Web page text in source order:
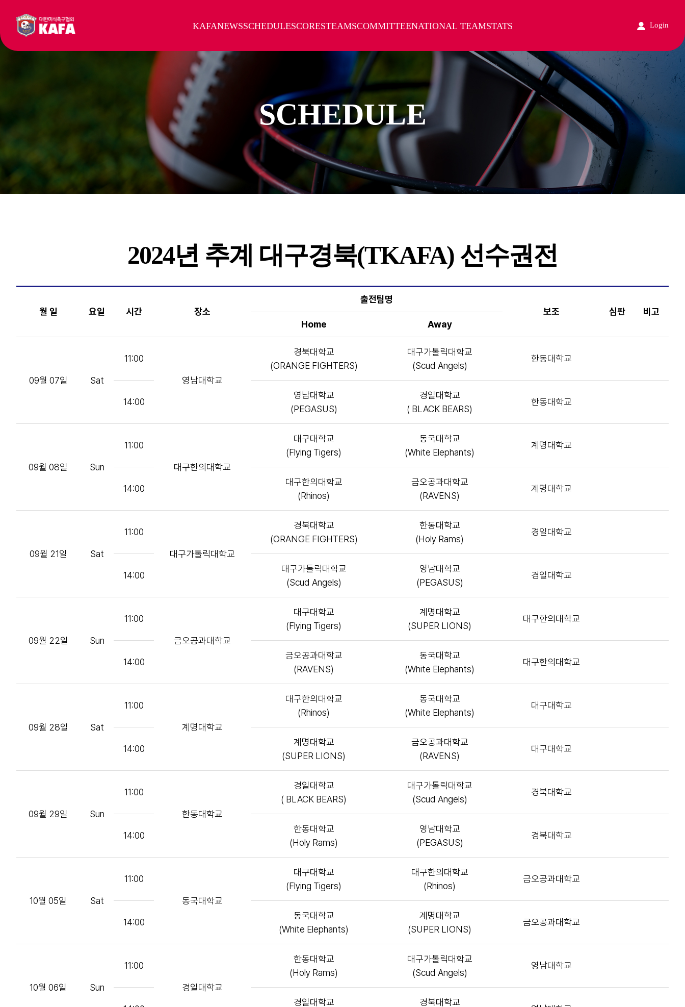
KAFANEWSSCHEDULESCORESTEAMSCOMMITTEENATIONAL TEAMSTATS Login
SCHEDULE
2024년 추계 대구경북(TKAFA) 선수권전
월 일 요일 시간 장소
출전팀명
보조
심판
비고
Home
Away
09월 07일 Sat
11:00
영남대학교
경북대학교
(ORANGE FIGHTERS)
대구가톨릭대학교
(Scud Angels)
한동대학교
14:00
영남대학교
(PEGASUS)
경일대학교
( BLACK BEARS)
한동대학교
09월 08일 Sun
11:00
대구한의대학교
대구대학교
(Flying Tigers)
동국대학교
(White Elephants)
계명대학교
14:00
대구한의대학교
(Rhinos)
금오공과대학교
(RAVENS)
계명대학교
09월 21일 Sat
11:00
대구가톨릭대학교
경북대학교
(ORANGE FIGHTERS)
한동대학교
(Holy Rams)
경일대학교
14:00
대구가톨릭대학교
(Scud Angels)
영남대학교
(PEGASUS)
경일대학교
09월 22일 Sun
11:00
금오공과대학교
대구대학교
(Flying Tigers)
계명대학교
(SUPER LIONS)
대구한의대학교
14:00
금오공과대학교
(RAVENS)
동국대학교
(White Elephants)
대구한의대학교
09월 28일 Sat
11:00
계명대학교
대구한의대학교
(Rhinos)
동국대학교
(White Elephants)
대구대학교
14:00
계명대학교
(SUPER LIONS)
금오공과대학교
(RAVENS)
대구대학교
09월 29일 Sun
11:00
한동대학교
경일대학교
( BLACK BEARS)
대구가톨릭대학교
(Scud Angels)
경북대학교
14:00
한동대학교
(Holy Rams)
영남대학교
(PEGASUS)
경북대학교
10월 05일 Sat
11:00
동국대학교
대구대학교
(Flying Tigers)
대구한의대학교
(Rhinos)
금오공과대학교
14:00
동국대학교
(White Elephants)
계명대학교
(SUPER LIONS)
금오공과대학교
10월 06일 Sun
11:00
경일대학교
한동대학교
(Holy Rams)
대구가톨릭대학교
(Scud Angels)
영남대학교
경일대학교
경북대학교